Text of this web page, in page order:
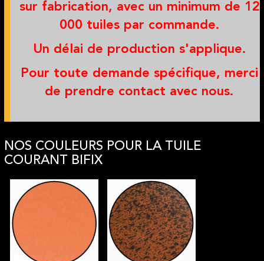
sur fabrication, avec un minimum de 12
000 tuiles par commande.
Un délai de production s'applique.
Pour toute demande spécifique, merci
de prendre contact avec nous.
NOS COULEURS POUR LA TUILE
COURANT BIFIX